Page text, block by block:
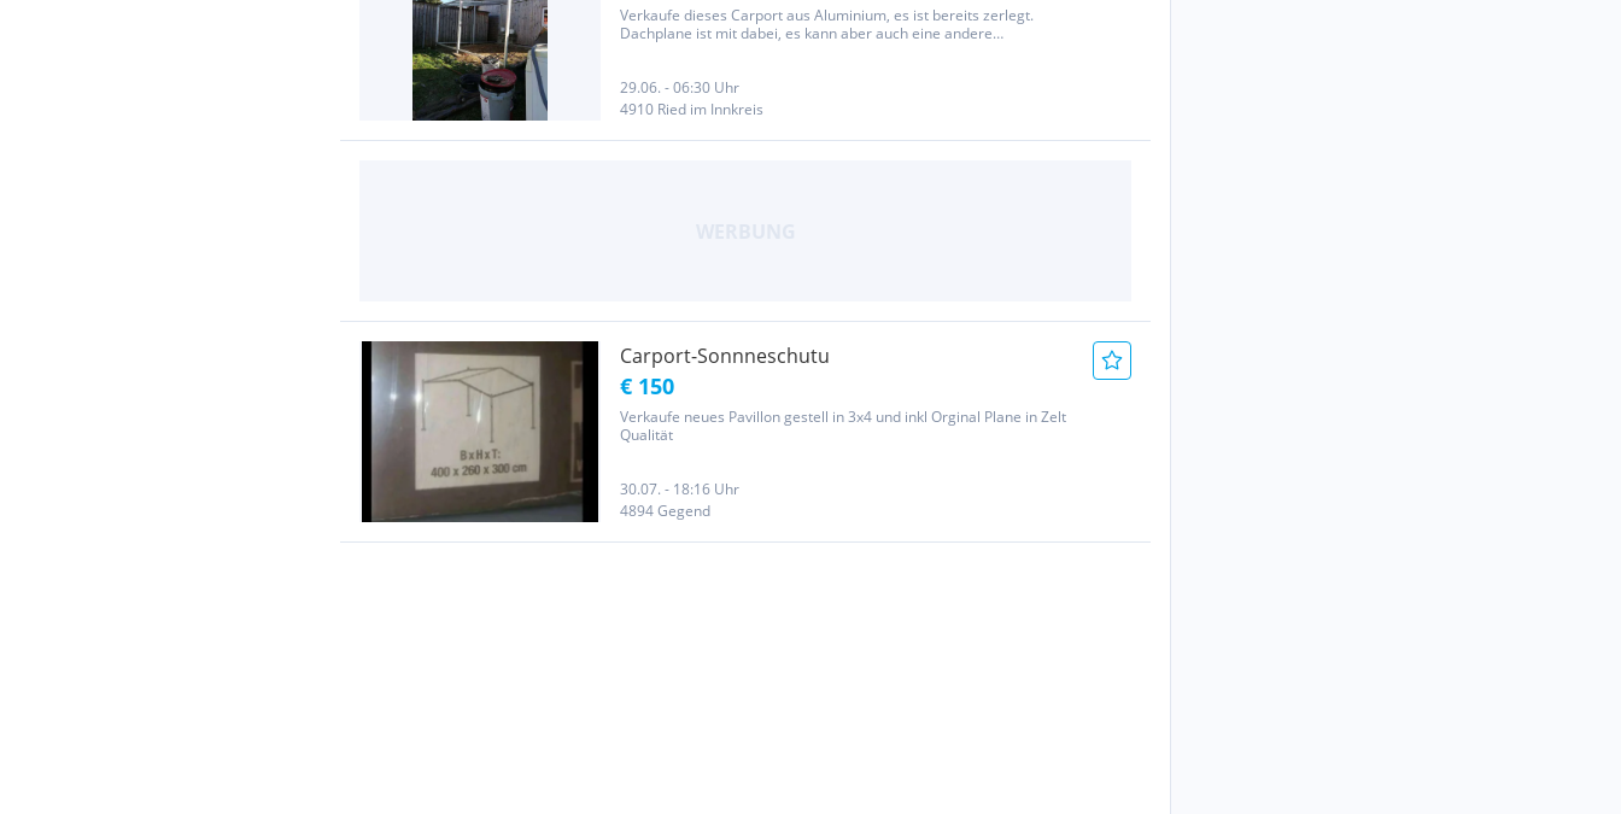
Verkaufe dieses Carport aus Aluminium, es ist bereits zerlegt.
Dachplane ist mit dabei, es kann aber auch eine andere
29.06. - 06:30 Uhr
4910 Ried im Innkreis
Carport-Sonnneschutu
€ 150
Verkaufe neues Pavillon gestell in 3x4 und inkl Orginal Plane in Zelt
Qualität
30.07. - 18:16 Uhr
4894 Gegend